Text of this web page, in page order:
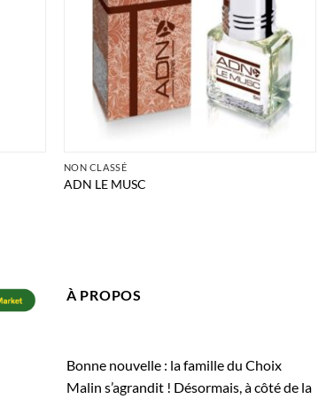
NON CLASSÉ
ADN LE MUSC
À PROPOS
Bonne nouvelle : la famille du Choix
Malin s’agrandit ! Désormais, à côté de la